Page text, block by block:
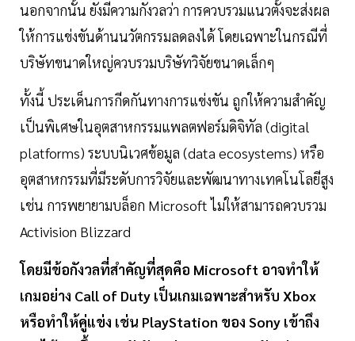
นอกจากนั้น ยังมีความกังวลว่า การควบรวมแนวตั้งจะส่งผล
ให้การแข่งขันด้านนวัตกรรมลดลงได้ โดยเฉพาะในกรณีที่
บริษัทขนาดใหญ่ควบรวมบริษัทวิจัยขนาดเล็กๆ
ทั้งนี้ ประเด็นการกีดกันทางการแข่งขัน ถูกให้ความสำคัญ
เป็นพิเศษในอุตสาหกรรมแพลตฟอร์มดิจิทัล (digital
platforms) ระบบนิเวศข้อมูล (data ecosystems) หรือ
อุตสาหกรรมที่มีระดับการวิจัยและพัฒนาทางเทคโนโลยีสูง
เช่น การพยายามบล็อก Microsoft ไม่ให้สามารถควบรวม
Activision Blizzard
โดยมีข้อกังวลที่สำคัญที่สุดคือ Microsoft อาจทำให้
เกมอย่าง Call of Duty เป็นเกมเฉพาะสำหรับ Xbox
หรือทำให้คู่แข่ง เช่น PlayStation ของ Sony เข้าถึง